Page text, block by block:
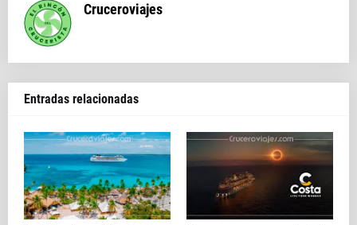
Cruceroviajes
Entradas relacionadas